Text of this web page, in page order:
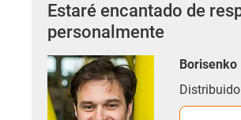
Estaré encantado de
personalmente